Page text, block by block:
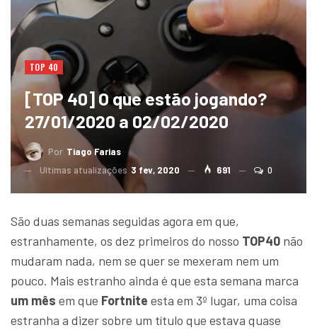
TOP 40
[TOP 40] O que estão jogando?
27/01/2020 a 02/02/2020
Por Tiago Farias
Ultimas atualizações 3 fev, 2020 691 0
São duas semanas seguidas agora em que,
estranhamente, os dez primeiros do nosso TOP40 não
mudaram nada, nem se quer se mexeram nem um
pouco. Mais estranho ainda é que esta semana marca
um mês em que Fortnite esta em 3º lugar, uma coisa
estranha a dizer sobre um título que estava quase